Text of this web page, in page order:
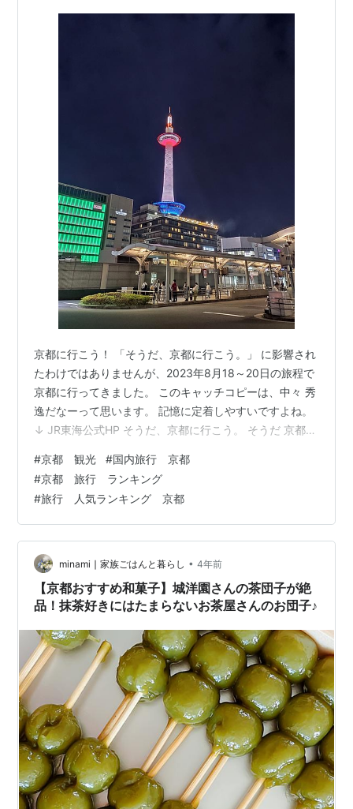
京都に行こう！ 「そうだ、京都に行こう。」 に影響され
たわけではありませんが、2023年8月18～20日の旅程で
京都に行ってきました。 このキャッチコピーは、中々 秀
逸だなーって思います。 記憶に定着しやすいですよね。
↓ JR東海公式HP そうだ、京都に行こう。 そうだ 京都、
東海公式HP そうだ、京都に行こう。2023年 初夏Ver 京
都には、10年前に一度だけ仕事で行ったことがありま
す。 その時は京都駅前にあるテナントビルで打ち合わせ
があったので、京都駅付近を少しだけ散策して終了。 そ
の後、そのまま名古屋に移動してしまい京都の思…
#京都 観光 #国内旅行 京都
#京都 旅行 ランキング
#旅行 人気ランキング 京都
minami ∣ 家族ごはんと暮らし • 4年前
【京都おすすめ和菓子】城洋園さんの茶団子が絶
品！抹茶好きにはたまらないお茶屋さんのお団子♪